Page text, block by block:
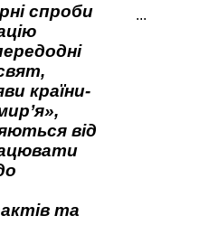
спроби
країни-
від
та
...